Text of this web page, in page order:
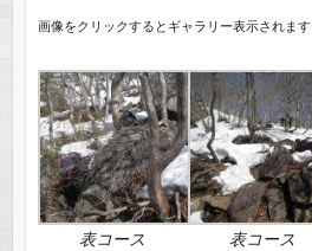
画像をクリックするとギャラリー表示されます
表コース 表コース